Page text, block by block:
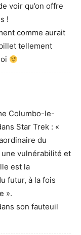
voir qu’on offre
!
comme aurait
tellement
Columbo-le-
Star Trek : «
du
vulnérabilité et
est la
futur, à la fois
».
son fauteuil